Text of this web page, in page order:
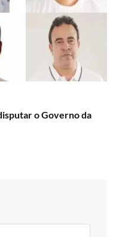
o Governo da